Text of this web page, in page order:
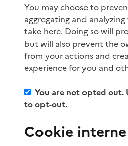
You may choose to
aggregating and
take here. Doing so will
but will also prevent the
from your actions and
experience for you and
You are not opted out.
to opt-out.
Cookie interne